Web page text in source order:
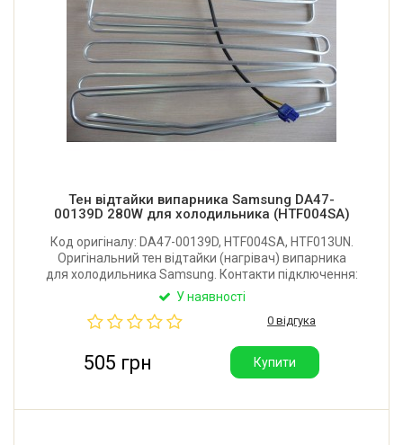
Тен відтайки випарника Samsung DA47-
00139D 280W для холодильника (HTF004SA)
Код оригіналу: DA47-00139D, HTF004SA, HTF013UN.
Оригінальний тен відтайки (нагрівач) випарника
для холодильника Samsung. Контакти підключення:
2+1. Потужність: 280W.
У наявності
0 відгука
505 грн Купити